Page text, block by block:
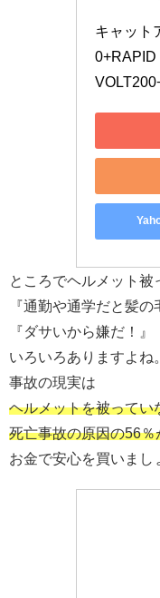
キャット
0+RAPID
ところでヘルメット被
『通勤や通学だと髪の
『ダサいから嫌だ！』
いろいろありますよね。
事故の現実は
ヘルメットを被ってい
死亡事故の原因の56％
お金で安心を買いまし